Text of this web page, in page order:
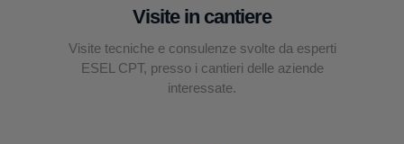
Visite in cantiere
Visite tecniche e consulenze svolte da esperti
ESEL CPT, presso i cantieri delle aziende
interessate.